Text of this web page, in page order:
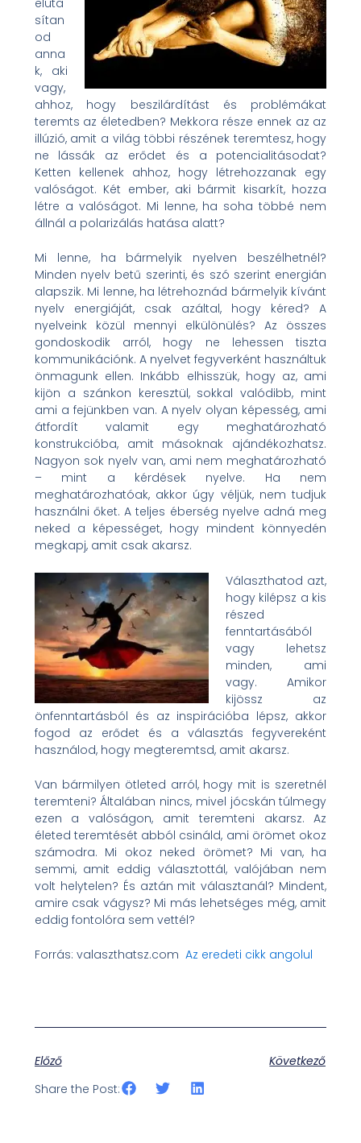
sítan
od
anna
k, aki
vagy,
ahhoz, hogy beszilárdítást és problémákat
teremts az életedben? Mekkora része ennek az az
illúzió, amit a világ többi részének teremtesz, hogy
ne lássák az erődet és a potencialitásodat?
Ketten kellenek ahhoz, hogy létrehozzanak egy
valóságot. Két ember, aki bármit kisarkít, hozza
létre a valóságot. Mi lenne, ha soha többé nem
állnál a polarizálás hatása alatt?
Mi lenne, ha bármelyik nyelven beszélhetnél?
Minden nyelv betű szerinti, és szó szerint energián
alapszik. Mi lenne, ha létrehoznád bármelyik kívánt
nyelv energiáját, csak azáltal, hogy kéred? A
nyelveink közül mennyi elkülönülés? Az összes
gondoskodik arról, hogy ne lehessen tiszta
kommunikációnk. A nyelvet fegyverként használtuk
önmagunk ellen. Inkább elhisszük, hogy az, ami
kijön a szánkon keresztül, sokkal valódibb, mint
ami a fejünkben van. A nyelv olyan képesség, ami
átfordít valamit egy meghatározható
konstrukcióba, amit másoknak ajándékozhatsz.
Nagyon sok nyelv van, ami nem meghatározható
– mint a kérdések nyelve. Ha nem
meghatározhatóak, akkor úgy véljük, nem tudjuk
használni őket. A teljes éberség nyelve adná meg
neked a képességet, hogy mindent könnyedén
megkapj, amit csak akarsz.
Választhatod azt,
hogy kilépsz a kis
részed
fenntartásából
vagy lehetsz
minden, ami
vagy. Amikor
kijössz az
önfenntartásból és az inspirációba lépsz, akkor
fogod az erődet és a választás fegyvereként
használod, hogy megteremtsd, amit akarsz.
Van bármilyen ötleted arról, hogy mit is szeretnél
teremteni? Általában nincs, mivel jócskán túlmegy
ezen a valóságon, amit teremteni akarsz. Az
életed teremtését abból csináld, ami örömet okoz
számodra. Mi okoz neked örömet? Mi van, ha
semmi, amit eddig választottál, valójában nem
volt helytelen? És aztán mit választanál? Mindent,
amire csak vágysz? Mi más lehetséges még, amit
eddig fontolóra sem vettél?
Forrás: valaszthatsz.com Az eredeti cikk angolul
Előző
Következő
Share the Post: